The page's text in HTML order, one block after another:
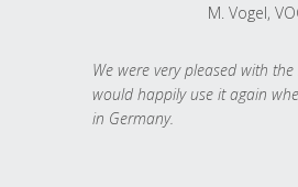
M. Vogel,
We were very pleased with
would happily use it again
in Germany.